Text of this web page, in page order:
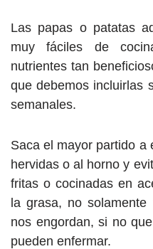
Las papas o patatas
muy fáciles de
nutrientes tan
que debemos incluirlas
semanales.
Saca el mayor partido a
hervidas o al horno y
fritas o cocinadas en
la grasa, no
nos engordan, si no
pueden enfermar.